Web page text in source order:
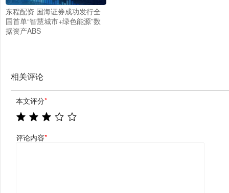
东程配资 国海证券成功发行全
国首单“智慧城市+绿色能源”数
据资产ABS
相关评论
本文评分*
评论内容*